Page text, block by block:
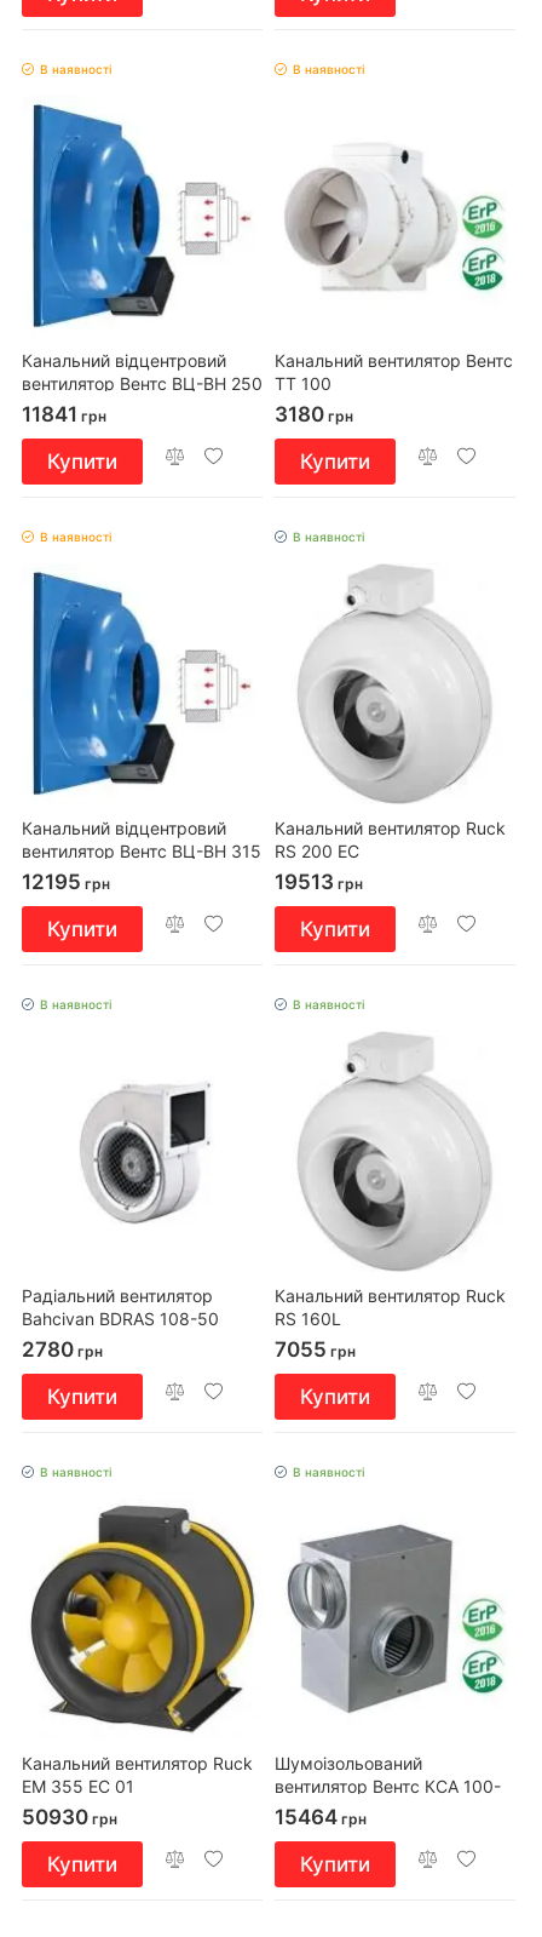
В наявності
Канальний відцентровий
вентилятор Вентс ВЦ-ВН 250
11841 грн
Купити
В наявності
Канальний вентилятор Вентс
ТТ 100
3180 грн
Купити
В наявності
Канальний відцентровий
вентилятор Вентс ВЦ-ВН 315
12195 грн
Купити
В наявності
Канальний вентилятор Ruck
RS 200 EC
19513 грн
Купити
В наявності
Радіальний вентилятор
Bahcivan BDRAS 108-50
2780 грн
Купити
В наявності
Канальний вентилятор Ruck
RS 160L
7055 грн
Купити
В наявності
Канальний вентилятор Ruck
EM 355 EC 01
50930 грн
Купити
В наявності
Шумоізольований
вентилятор Вентс КСА 100-
2Е У1
15464 грн
Купити